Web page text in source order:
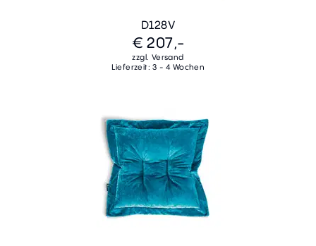
D128V
€ 207,-
zzgl. Versand
Lieferzeit: 3 - 4 Wochen